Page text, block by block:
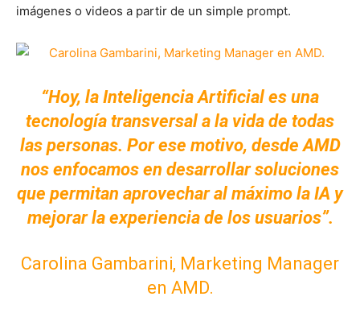
imágenes o videos a partir de un simple prompt.
“Hoy, la Inteligencia Artificial es una
tecnología transversal a la vida de todas
las personas. Por ese motivo, desde AMD
nos enfocamos en desarrollar soluciones
que permitan aprovechar al máximo la IA y
mejorar la experiencia de los usuarios”.
Carolina Gambarini, Marketing Manager
en AMD.